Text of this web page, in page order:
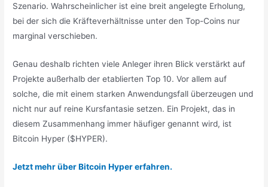
Szenario. Wahrscheinlicher ist eine breit angelegte Erholung,
bei der sich die Kräfteverhältnisse unter den Top-Coins nur
marginal verschieben.
Genau deshalb richten viele Anleger ihren Blick verstärkt auf
Projekte außerhalb der etablierten Top 10. Vor allem auf
solche, die mit einem starken Anwendungsfall überzeugen und
nicht nur auf reine Kursfantasie setzen. Ein Projekt, das in
diesem Zusammenhang immer häufiger genannt wird, ist
Bitcoin Hyper ($HYPER).
Jetzt mehr über Bitcoin Hyper erfahren.